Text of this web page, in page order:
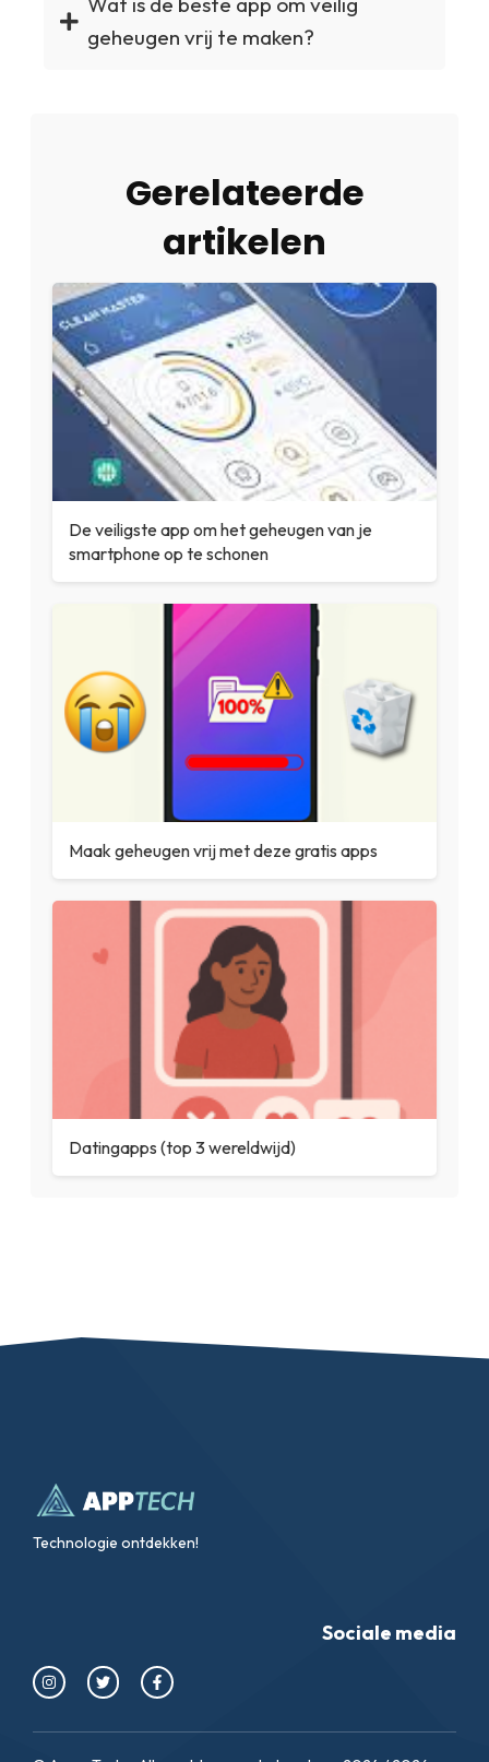
geheugen vrij te maken?
Gerelateerde
artikelen
De veiligste app om het geheugen van je
smartphone op te schonen
Maak geheugen vrij met deze gratis apps
Datingapps (top 3 wereldwijd)
Technologie ontdekken!
Sociale media